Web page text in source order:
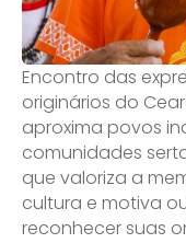
Encontro das
originários do
aproxima povos
comunidades
que valoriza a
cultura e motiva
reconhecer suas